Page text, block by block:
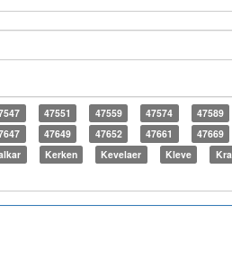
47551 47559 47574 47589
47649 47652 47661 47669
Kerken Kevelaer Kleve